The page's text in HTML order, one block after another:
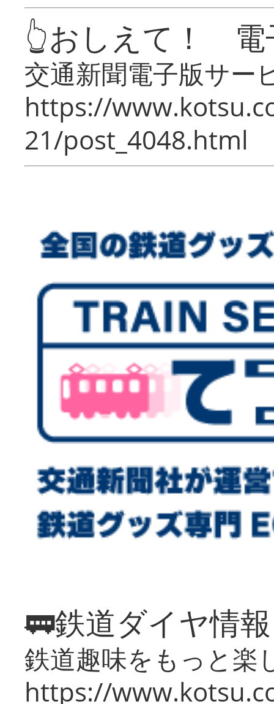
👆おしえて！ 電
交通新聞電子版サー
https://
21/post_4048.html
🚃鉄道ダイヤ情
鉄道趣味をもっと楽
https://